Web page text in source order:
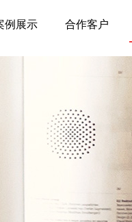
例展示 合作客户